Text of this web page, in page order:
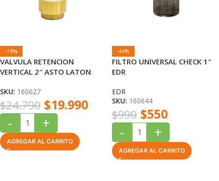
-19%
VALVULA RETENCION
VERTICAL 2″ ASTO LATON
SKU: 160627
$24.790 $19.990
- +
AGREGAR AL CARRITO
-44%
FILTRO UNIVERSAL CHECK 1″
EDR
EDR
SKU: 160644
$990 $550
- +
AGREGAR AL CARRITO